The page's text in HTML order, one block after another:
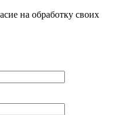
на обработку своих